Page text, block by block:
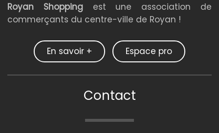
Royan Shopping est une association de
commerçants du centre-ville de Royan !
En savoir + Espace pro
Contact